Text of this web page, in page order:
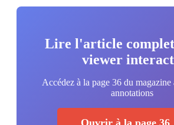
Lire l'article complet
viewer
Accédez à la page 36 du magazine
annotations